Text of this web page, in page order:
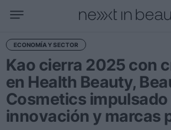
Negocio
Editorial
Actualidad
Economía y sector
Nombramientos
ECONOMÍA Y SECTOR
Kao cierra 2025 con
en Health Beauty,
Cosmetics
innovación y marcas